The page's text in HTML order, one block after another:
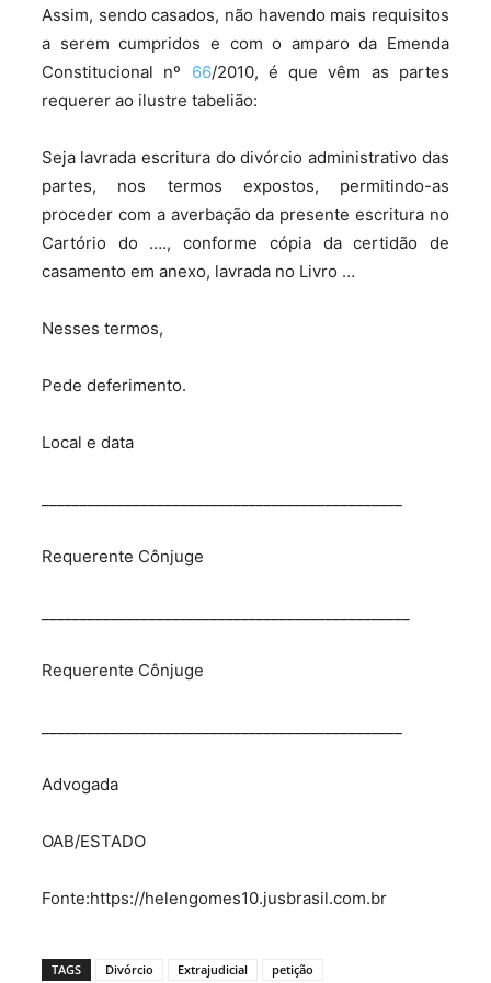
Assim, sendo casados, não havendo mais requisitos
a serem cumpridos e com o amparo da Emenda
Constitucional nº 66/2010, é que vêm as partes
requerer ao ilustre tabelião:
Seja lavrada escritura do divórcio administrativo das
partes, nos termos expostos, permitindo-as
proceder com a averbação da presente escritura no
Cartório do …., conforme cópia da certidão de
casamento em anexo, lavrada no Livro …
Nesses termos,
Pede deferimento.
Local e data
Requerente Cônjuge
Requerente Cônjuge
Advogada
OAB/ESTADO
Fonte:https://helengomes10.jusbrasil.com.br
TAGS Divórcio Extrajudicial petição